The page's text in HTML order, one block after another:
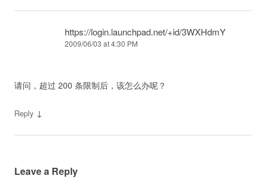
https://login.launchpad.net/+id/3WXHdmY
2009/06/03 at 4:30 PM
请问，超过 200 条限制后，该怎么办呢？
Reply ↓
Leave a Reply